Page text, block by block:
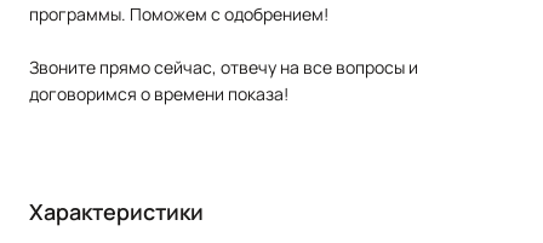
программы. Поможем с одобрением!
Звоните прямо сейчас, отвечу на все вопросы и
договоримся о времени показа!
Характеристики